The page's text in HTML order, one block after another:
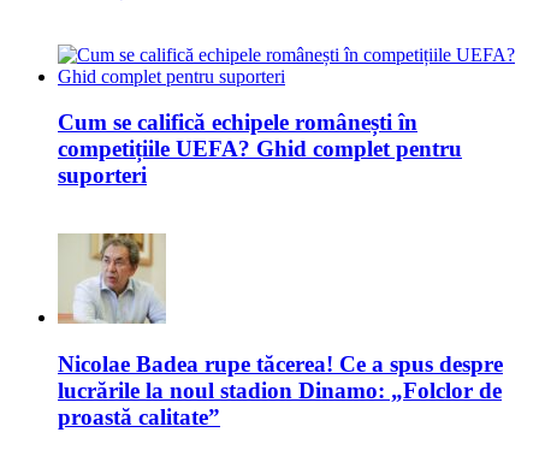
Cum se califică echipele românești în
competițiile UEFA? Ghid complet pentru
suporteri
Nicolae Badea rupe tăcerea! Ce a spus despre
lucrările la noul stadion Dinamo: „Folclor de
proastă calitate”